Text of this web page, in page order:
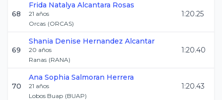
68
Frida Natalya Alcantara Rosas
21 años
Orcas (ORCAS)
1:20.25
69
Shania Denise Hernandez Alcantar
20 años
Ranas (RANA)
1:20.40
70
Ana Sophia Salmoran Herrera
21 años
Lobos Buap (BUAP)
1:20.43